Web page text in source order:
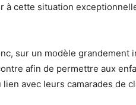
à cette situation
sur un modèle grandement
afin de permettre aux
avec leurs camarades de